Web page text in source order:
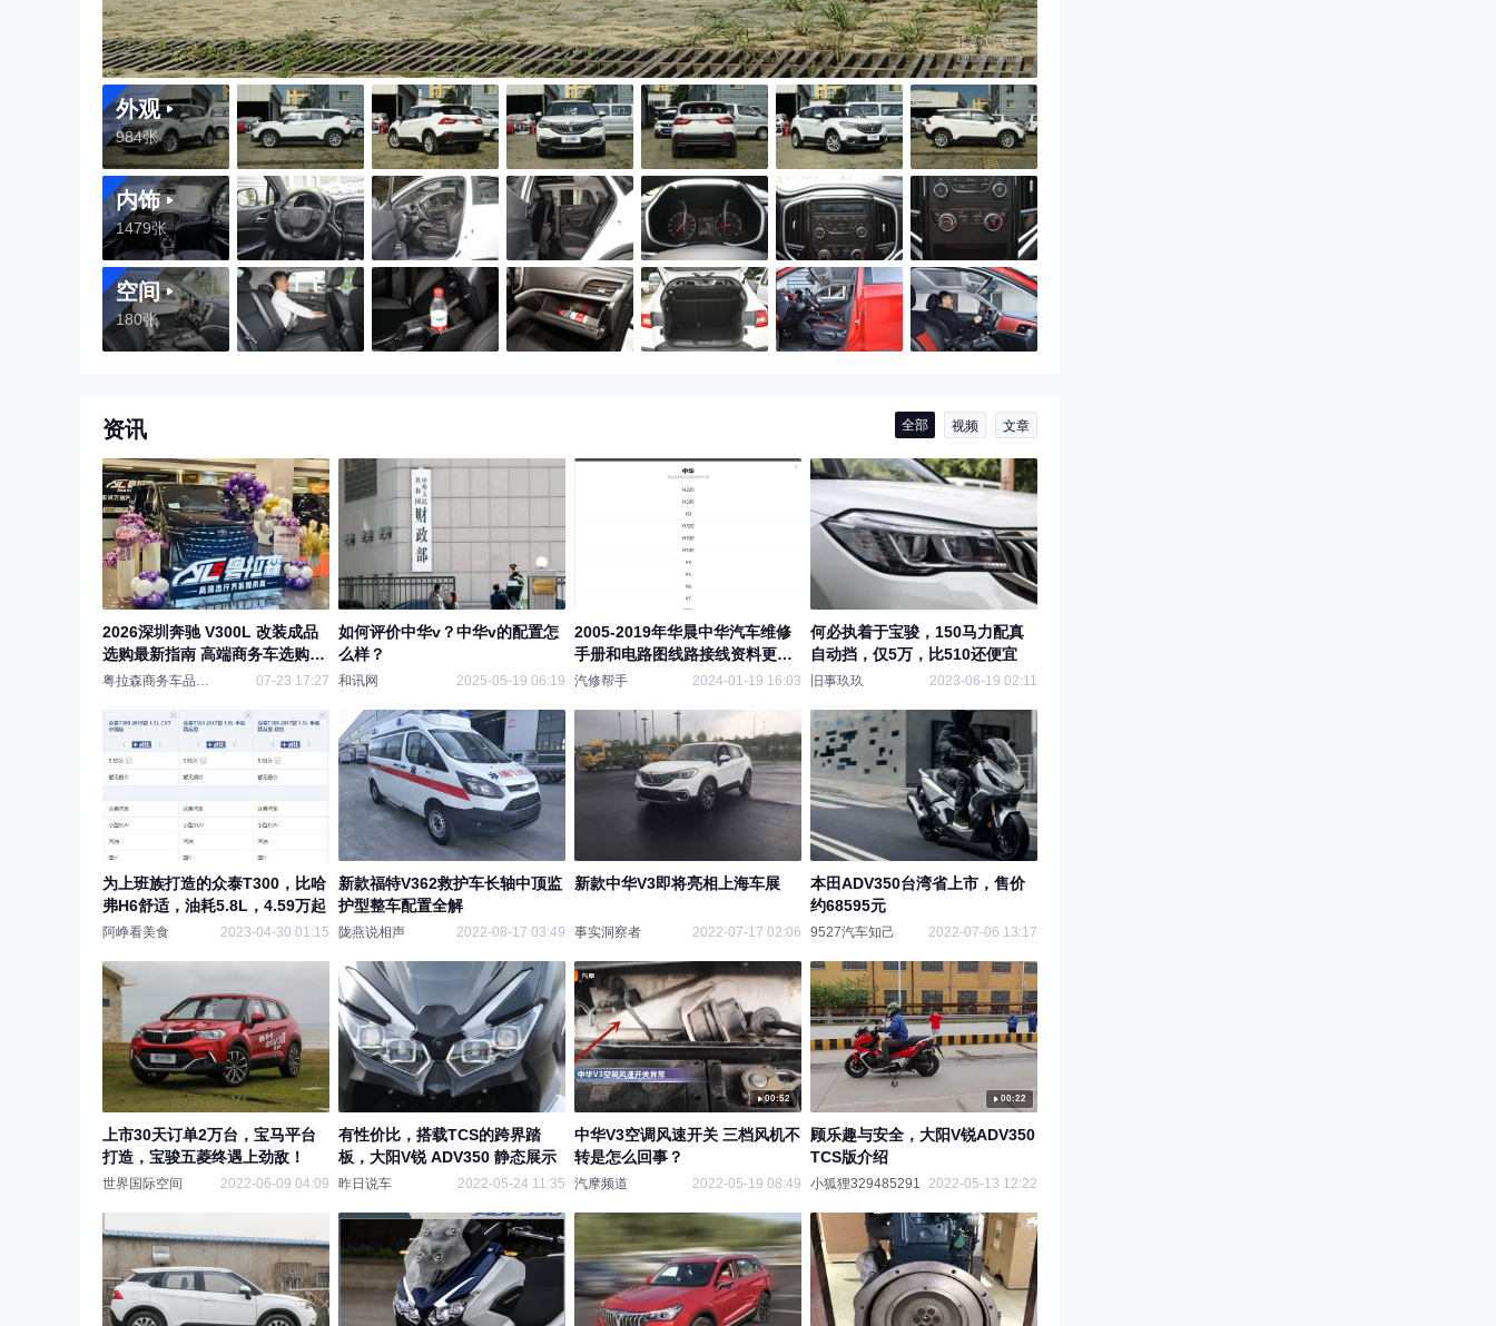
外观
984张
内饰
1479张
空间
180张
资讯 全部 视频 文章
2026深圳奔驰 V300L 改装成品
选购最新指南 高端商务车选购要
点解析
粤拉森商务车品鉴中心 07-23 17:27
如何评价中华v？中华v的配置怎
么样？
和讯网 2025-05-19 06:19
2005-2019年华晨中华汽车维修
手册和电路图线路接线资料更新
至汽修帮手资料库
汽修帮手 2024-01-19 16:03
何必执着于宝骏，150马力配真
自动挡，仅5万，比510还便宜
旧事玖玖 2023-06-19 02:11
为上班族打造的众泰T300，比哈
弗H6舒适，油耗5.8L，4.59万起
阿峥看美食 2023-04-30 01:15
新款福特V362救护车长轴中顶监
护型整车配置全解
陇燕说相声 2022-08-17 03:49
新款中华V3即将亮相上海车展
事实洞察者 2022-07-17 02:06
本田ADV350台湾省上市，售价
约68595元
9527汽车知己 2022-07-06 13:17
上市30天订单2万台，宝马平台
打造，宝骏五菱终遇上劲敌！
世界国际空间 2022-06-09 04:09
有性价比，搭载TCS的跨界踏
板，大阳V锐 ADV350 静态展示
昨日说车 2022-05-24 11:35
00:52
中华V3空调风速开关 三档风机不
转是怎么回事？
汽摩频道 2022-05-19 08:49
00:22
顾乐趣与安全，大阳V锐ADV350
TCS版介绍
小狐狸329485291 2022-05-13 12:22